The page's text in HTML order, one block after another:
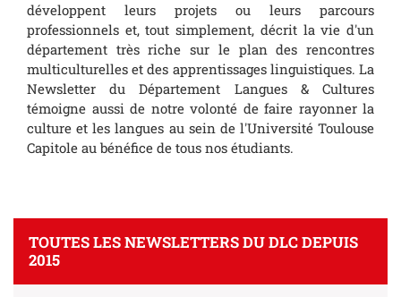
développent leurs projets ou leurs parcours
professionnels et, tout simplement, décrit la vie d'un
département très riche sur le plan des rencontres
multiculturelles et des apprentissages linguistiques. La
Newsletter du Département Langues & Cultures
témoigne aussi de notre volonté de faire rayonner la
culture et les langues au sein de l'Université Toulouse
Capitole au bénéfice de tous nos étudiants.
TOUTES LES NEWSLETTERS DU DLC DEPUIS
2015